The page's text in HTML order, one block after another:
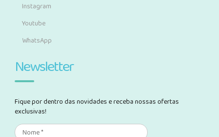
Instagram
Youtube
WhatsApp
Newsletter
Fique por dentro das novidades e receba nossas ofertas
exclusivas!